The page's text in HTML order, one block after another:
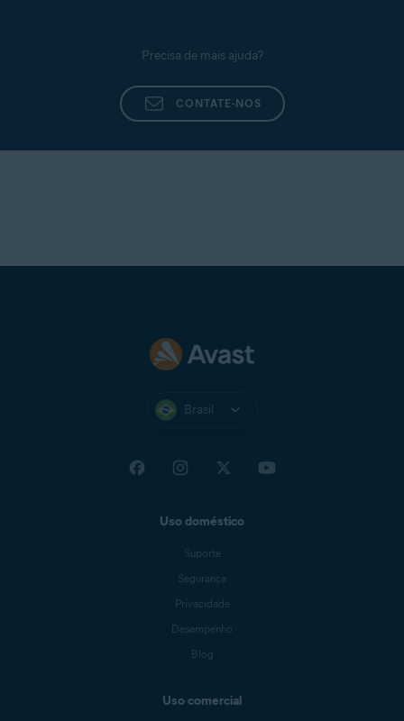
Precisa de mais ajuda?
CONTATE-NOS
Brasil
Uso doméstico
Suporte
Segurança
Privacidade
Desempenho
Blog
Uso comercial